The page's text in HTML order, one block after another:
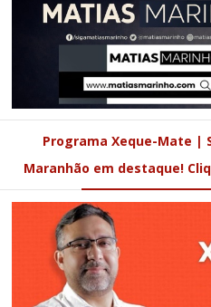
Programa Xeque-Mate |
Maranhão em destaque!